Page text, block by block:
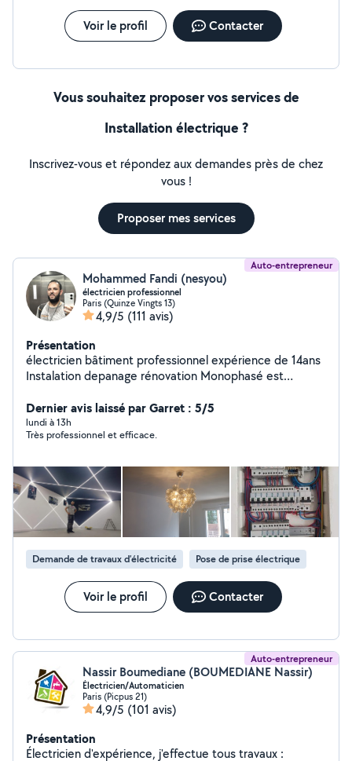
Voir le profil Contacter
Vous souhaitez proposer vos services de
Installation électrique ?
Inscrivez-vous et répondez aux demandes près de chez
vous !
Proposer mes services
Auto-entrepreneur
Mohammed Fandi (nesyou)
électricien professionnel
Paris (Quinze Vingts 13)
4,9/5 (111 avis)
Présentation
électricien bâtiment professionnel expérience de 14ans
Instalation depanage rénovation Monophasé est
variateur.... Remise en conformité tableux électrique est
tout électricité bâtiment je suis ponctuel est
sympathique N'hésitez surtout pas a me contacter
Dernier avis laissé par Garret : 5/5
lundi à 13h
Très professionnel et efficace.
Demande de travaux d’électricité Pose de prise électrique
Voir le profil Contacter
Auto-entrepreneur
Nassir Boumediane (BOUMEDIANE Nassir)
Électricien/Automaticien
Paris (Picpus 21)
4,9/5 (101 avis)
Présentation
Électricien d'expérience, j'effectue tous travaux :